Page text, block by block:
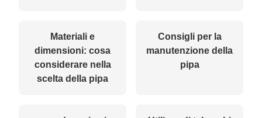
Materiali e
dimensioni: cosa
considerare nella
scelta della pipa
Consigli per la
manutenzione della
pipa